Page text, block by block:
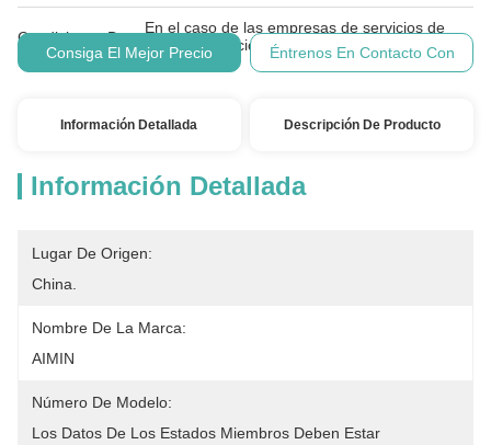
Condiciones De
Pago:
En el caso de las empresas de servicios de
telecomunicaciones, las empresas de servicios
de telecomu
Consiga El Mejor Precio Éntrenos En Contacto Con
Información Detallada Descripción De Producto
Información Detallada
Lugar De Origen:
China.
Nombre De La Marca:
AIMIN
Número De Modelo:
Los Datos De Los Estados Miembros Deben Estar